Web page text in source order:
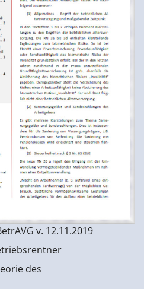
v. 12.11.2019
des